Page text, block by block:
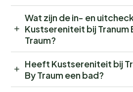
Wat zijn de in- en
Kustsereniteit bij Tranum
Traum?
Heeft Kustsereniteit bij
By Traum een bad?